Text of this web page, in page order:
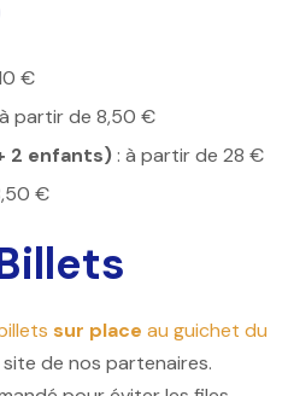
€
partir de 8,50 €
2 enfants): à partir de 28 €
€
sur place au guichet du
site de nos partenaires.